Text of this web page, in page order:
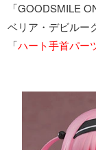
「GOODSMILE
ベリア・デビルー
「ハート手首パー